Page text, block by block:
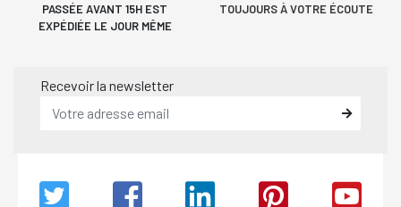
PASSÉE AVANT 15H EST
EXPÉDIÉE LE JOUR MÊME
TOUJOURS À VOTRE ÉCOUTE
Recevoir la newsletter